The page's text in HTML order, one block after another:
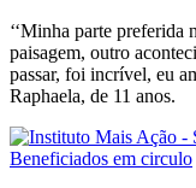
‘‘Minha parte
paisagem, outro
passar, foi incrível, eu
Raphaela, de 11 anos.